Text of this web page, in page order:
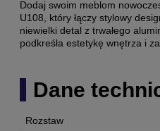
Dodaj swoim meblom
U108, który łączy stylowy
niewielki detal z trwałego
podkreśla estetykę wnętrza i
Dane
Rozstaw